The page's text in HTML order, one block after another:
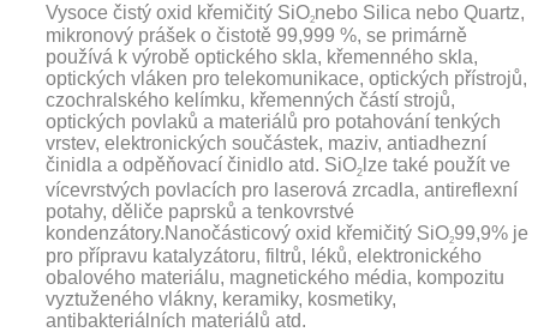
Vysoce čistý oxid křemičitý SiO2nebo Silica nebo Quartz,
mikronový prášek o čistotě 99,999 %, se primárně
používá k výrobě optického skla, křemenného skla,
optických vláken pro telekomunikace, optických přístrojů,
czochralského kelímku, křemenných částí strojů,
optických povlaků a materiálů pro potahování tenkých
vrstev, elektronických součástek, maziv, antiadhezní
činidla a odpěňovací činidlo atd. SiO2 lze také použít ve
vícevrstvých povlacích pro laserová zrcadla, antireflexní
potahy, děliče paprsků a tenkovrstvé
kondenzátory.Nanočásticový oxid křemičitý SiO299,9% je
pro přípravu katalyzátoru, filtrů, léků, elektronického
obalového materiálu, magnetického média, kompozitu
vyztuženého vlákny, keramiky, kosmetiky,
antibakteriálních materiálů atd.